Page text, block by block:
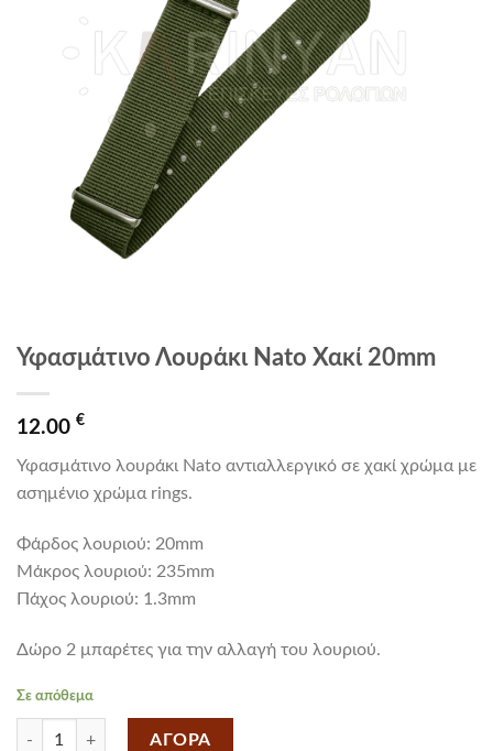
Υφασμάτινο Λουράκι Nato Χακί 20mm
12.00 €
Υφασμάτινο λουράκι Nato αντιαλλεργικό σε χακί χρώμα με
ασημένιο χρώμα rings.
Φάρδος λουριού: 20mm
Mάκρος λουριού: 235mm
Πάχος λουριού: 1.3mm
Δώρο 2 μπαρέτες για την αλλαγή του λουριού.
Σε απόθεμα
Υφασμάτινο Λουράκι Nato Χακί 20mm ποσότητα
ΑΓΟΡΑ